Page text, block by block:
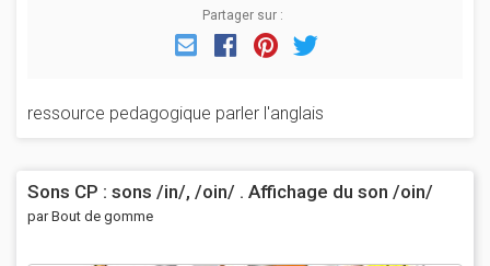
Partager sur :
EmailFacebook
Pinterest
ressource pedagogique parler l'anglais
Sons CP : sons /in/, /oin/ . Affichage du son /oin/
par Bout de gomme